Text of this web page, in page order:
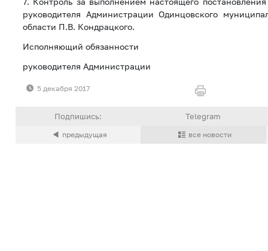
руководителя Администрации Одинцовского
области П.В. Кондрацкого.
Исполняющий обязанности
руководителя Администрации
5 декабря 2017